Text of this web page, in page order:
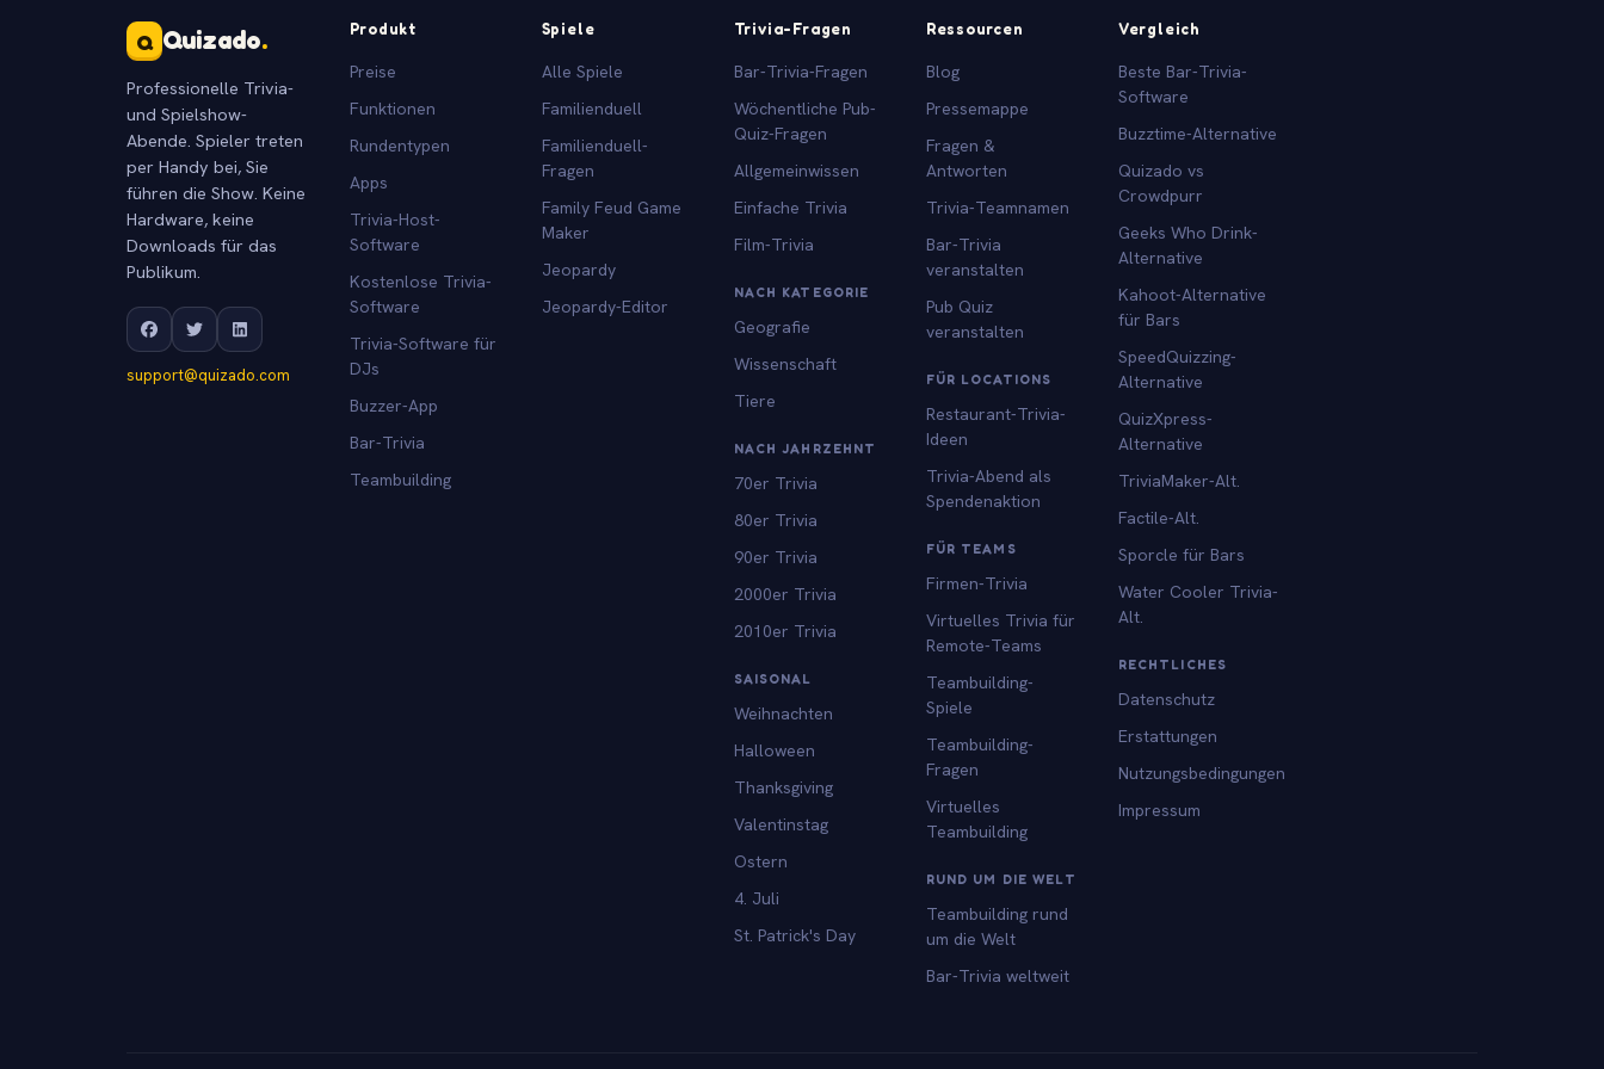
Q Quizado.
Professionelle Trivia-
und Spielshow-
Abende. Spieler treten
per Handy bei, Sie
führen die Show. Keine
Hardware, keine
Downloads für das
Publikum.
support@quizado.com
Produkt
Preise
Funktionen
Rundentypen
Apps
Trivia-Host-
Software
Kostenlose Trivia-
Software
Trivia-Software für
DJs
Buzzer-App
Bar-Trivia
Teambuilding
Spiele
Alle Spiele
Familienduell
Familienduell-
Fragen
Family Feud Game
Maker
Jeopardy
Jeopardy-Editor
Trivia-Fragen
Bar-Trivia-Fragen
Wöchentliche Pub-
Quiz-Fragen
Allgemeinwissen
Einfache Trivia
Film-Trivia
NACH KATEGORIE
Geografie
Wissenschaft
Tiere
NACH JAHRZEHNT
70er Trivia
80er Trivia
90er Trivia
2000er Trivia
2010er Trivia
SAISONAL
Weihnachten
Halloween
Thanksgiving
Valentinstag
Ostern
4. Juli
St. Patrick's Day
Ressourcen
Blog
Pressemappe
Fragen &
Antworten
Trivia-Teamnamen
Bar-Trivia
veranstalten
Pub Quiz
veranstalten
FÜR LOCATIONS
Restaurant-Trivia-
Ideen
Trivia-Abend als
Spendenaktion
FÜR TEAMS
Firmen-Trivia
Virtuelles Trivia für
Remote-Teams
Teambuilding-
Spiele
Teambuilding-
Fragen
Virtuelles
Teambuilding
RUND UM DIE WELT
Teambuilding rund
um die Welt
Bar-Trivia weltweit
Vergleich
Beste Bar-Trivia-
Software
Buzztime-Alternative
Quizado vs
Crowdpurr
Geeks Who Drink-
Alternative
Kahoot-Alternative
für Bars
SpeedQuizzing-
Alternative
QuizXpress-
Alternative
TriviaMaker-Alt.
Factile-Alt.
Sporcle für Bars
Water Cooler Trivia-
Alt.
RECHTLICHES
Datenschutz
Erstattungen
Nutzungsbedingungen
Impressum